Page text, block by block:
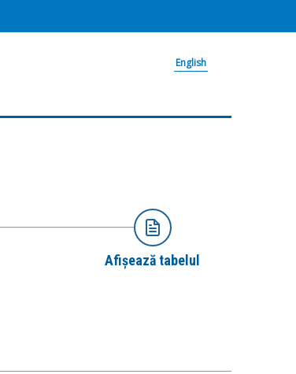
English
Afișează tabelul